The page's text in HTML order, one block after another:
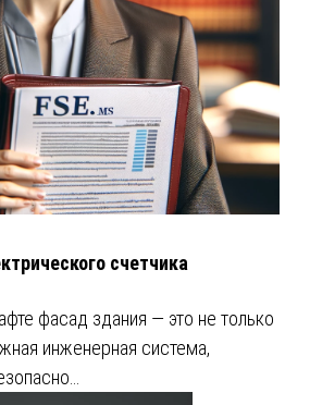
счетчика
фасад здания — это не только
инженерная система,